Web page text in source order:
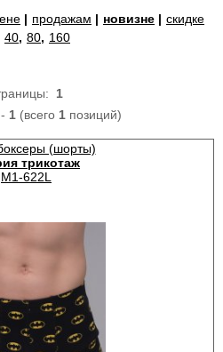
| продажам | новизне | скидке
40, 80, 160
1
1(всего 1позиций)
(шорты)
трикотаж
М1-622L